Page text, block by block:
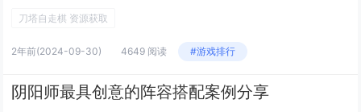
刀塔自走棋 资源获取
2年前(2024-09-30) 4649 阅读 #游戏排行
阴阳师最具创意的阵容搭配案例分享